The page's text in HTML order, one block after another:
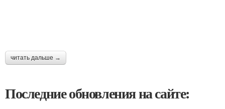
читать дальше →
Последние обновления на сайте: